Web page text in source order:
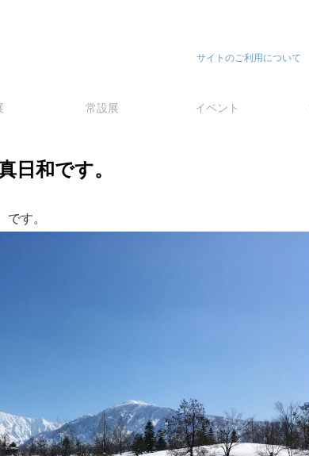
サイトのご利用について
常設展 イベント
日和です。
す。